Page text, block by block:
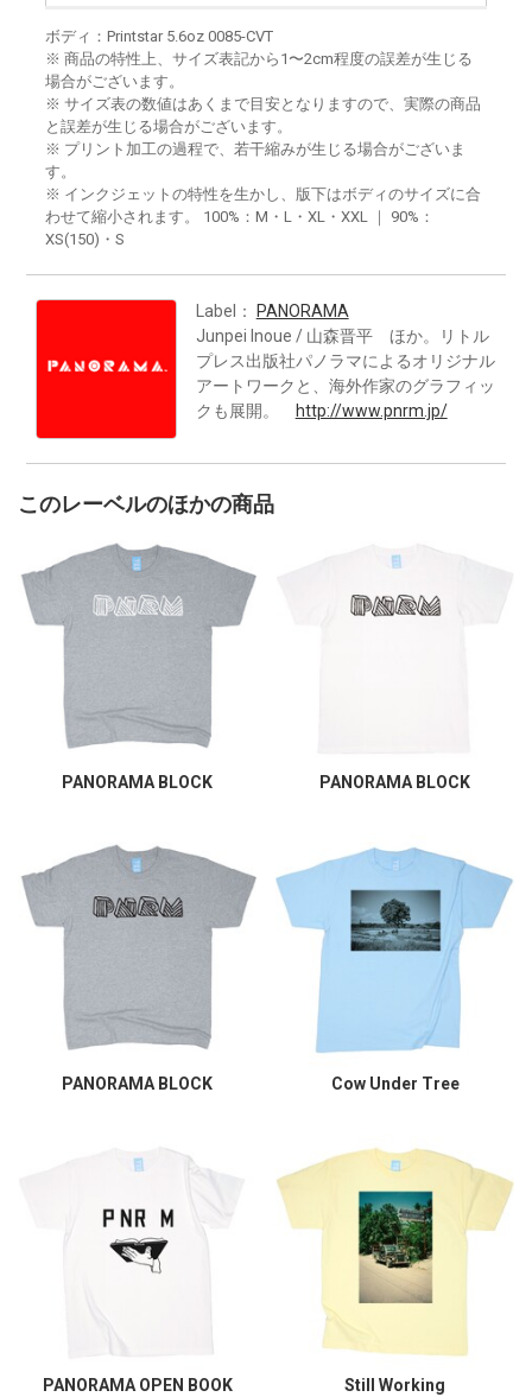
ボディ：Printstar 5.6oz 0085-CVT
※ 商品の特性上、サイズ表記から1〜2cm程度の誤差が生じる
場合がございます。
※ サイズ表の数値はあくまで目安となりますので、実際の商品
と誤差が生じる場合がございます。
※ プリント加工の過程で、若干縮みが生じる場合がございま
す。
※ インクジェットの特性を生かし、版下はボディのサイズに合
わせて縮小されます。 100%：M・L・XL・XXL ｜ 90%：
XS(150)・S
Label：
PANORAMA
Junpei Inoue / 山森晋平 ほか。リトル
プレス出版社パノラマによるオリジナル
アートワークと、海外作家のグラフィッ
クも展開。
http://www.pnrm.jp/
このレーベルのほかの商品
PANORAMA BLOCK PANORAMA BLOCK
PANORAMA BLOCK Cow Under Tree
PANORAMA OPEN BOOK Still Working